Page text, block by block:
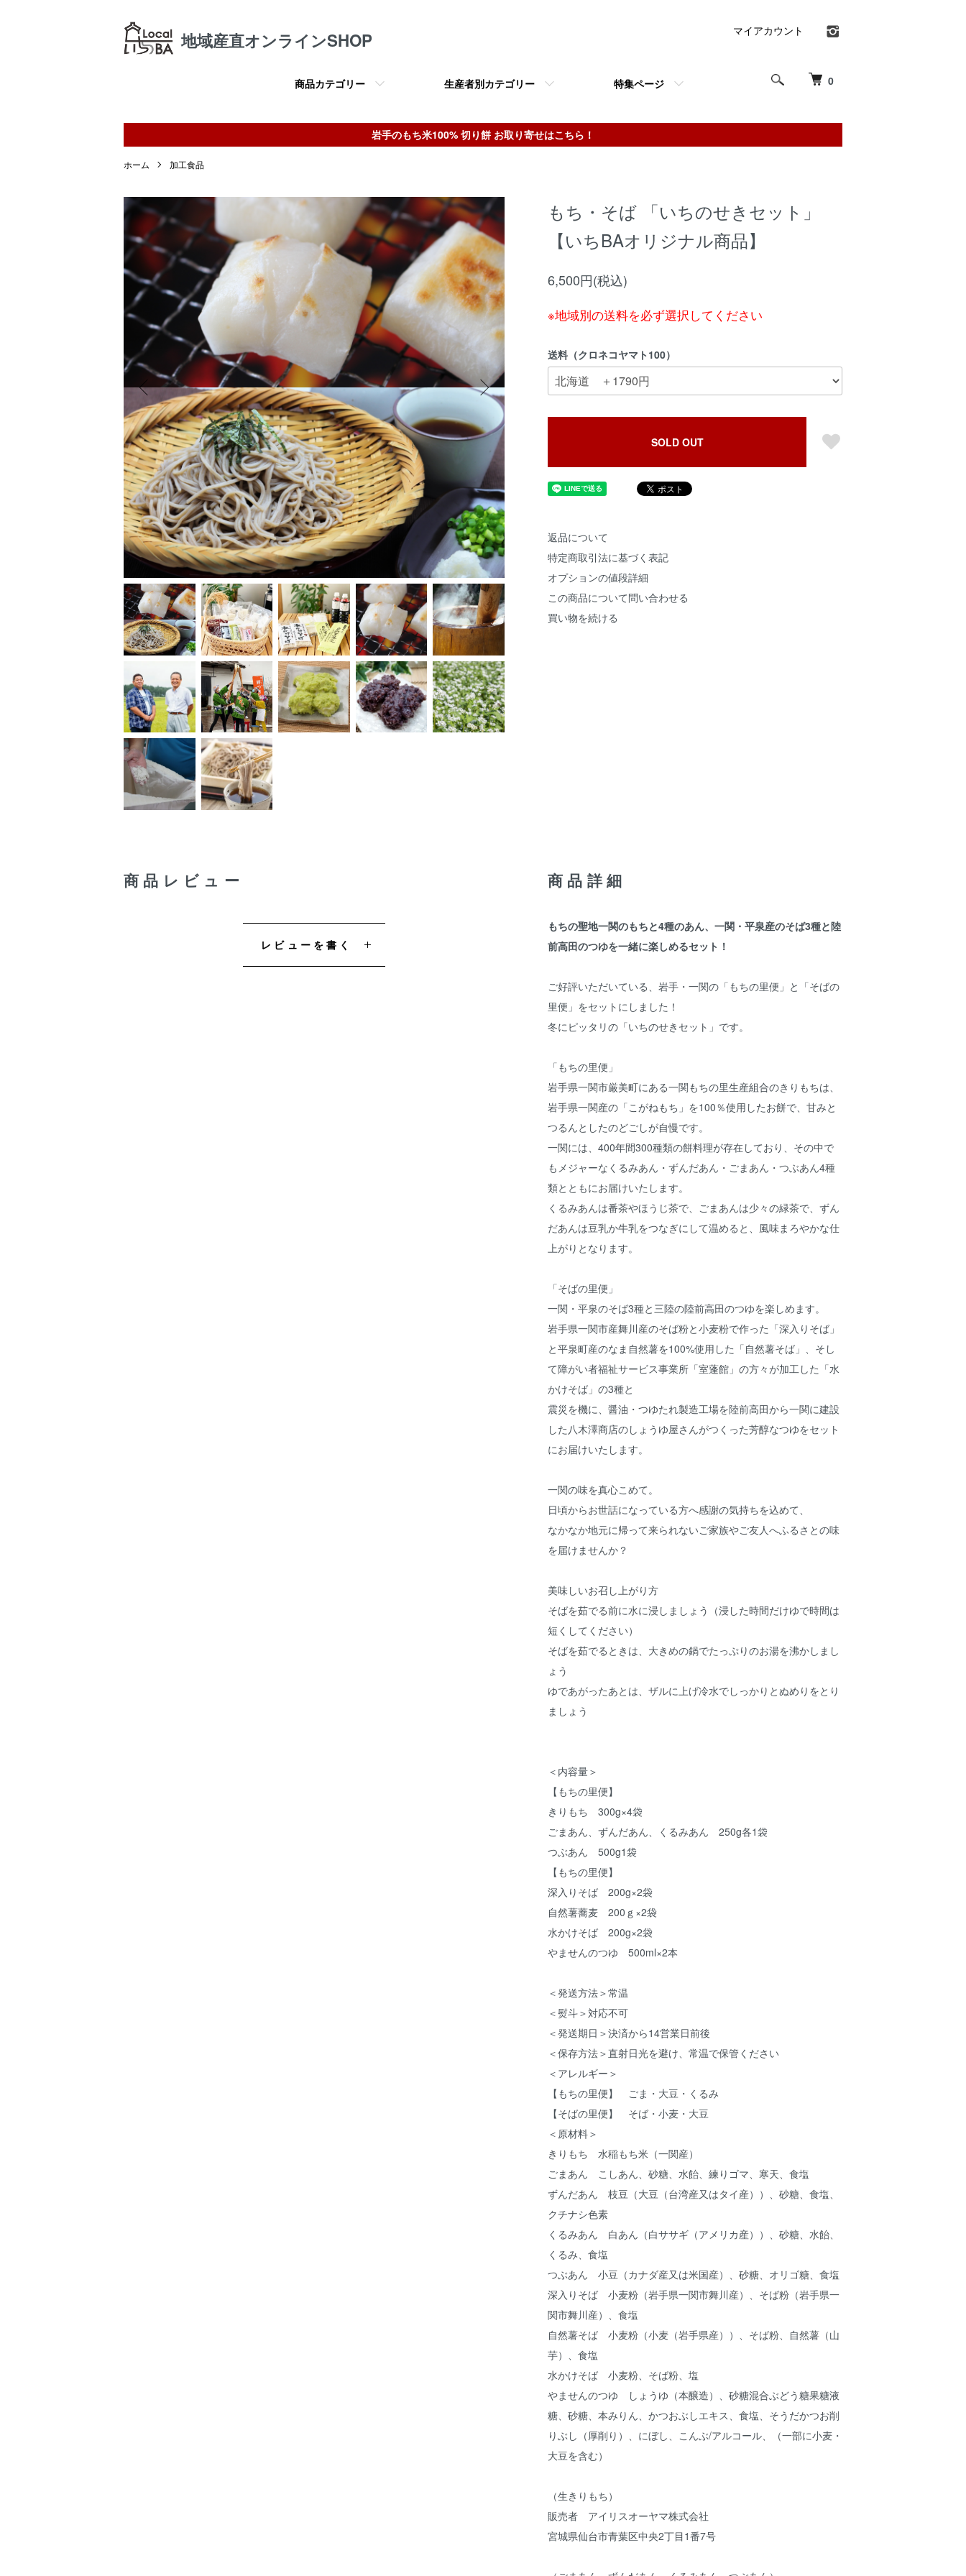
地域産直オンラインSHOP
0
商品カテゴリー 生産者別カテゴリー 特集ページ
マイアカウント
岩手のもち米100% 切り餅 お取り寄せはこちら！
ホーム 加工食品
もち・そば 「いちのせきセット」
【いちBAオリジナル商品】
6,500円(税込)
※地域別の送料を必ず選択してください
送料（クロネコヤマト100）
SOLD OUT
返品について
特定商取引法に基づく表記
オプションの値段詳細
この商品について問い合わせる
買い物を続ける
商品詳細
もちの聖地一関のもちと4種のあん、一関・平泉産のそば3種と陸
前高田のつゆを一緒に楽しめるセット！
ご好評いただいている、岩手・一関の「もちの里便」と「そばの
里便」をセットにしました！
冬にピッタリの「いちのせきセット」です。
「もちの里便」
岩手県一関市厳美町にある一関もちの里生産組合のきりもちは、
岩手県一関産の「こがねもち」を100％使用したお餅で、甘みと
つるんとしたのどごしが自慢です。
一関には、400年間300種類の餅料理が存在しており、その中で
もメジャーなくるみあん・ずんだあん・ごまあん・つぶあん4種
類とともにお届けいたします。
くるみあんは番茶やほうじ茶で、ごまあんは少々の緑茶で、ずん
だあんは豆乳か牛乳をつなぎにして温めると、風味まろやかな仕
上がりとなります。
「そばの里便」
一関・平泉のそば3種と三陸の陸前高田のつゆを楽しめます。
岩手県一関市産舞川産のそば粉と小麦粉で作った「深入りそば」
と平泉町産のなま自然薯を100%使用した「自然薯そば」、そし
て障がい者福祉サービス事業所「室蓬館」の方々が加工した「水
かけそば」の3種と
震災を機に、醤油・つゆたれ製造工場を陸前高田から一関に建設
した八木澤商店のしょうゆ屋さんがつくった芳醇なつゆをセット
にお届けいたします。
一関の味を真心こめて。
日頃からお世話になっている方へ感謝の気持ちを込めて、
なかなか地元に帰って来られないご家族やご友人へふるさとの味
を届けませんか？
美味しいお召し上がり方
そばを茹でる前に水に浸しましょう（浸した時間だけゆで時間は
短くしてください）
そばを茹でるときは、大きめの鍋でたっぷりのお湯を沸かしまし
ょう
ゆであがったあとは、ザルに上げ冷水でしっかりとぬめりをとり
ましょう
＜内容量＞
【もちの里便】
きりもち 300g×4袋
ごまあん、ずんだあん、くるみあん 250g各1袋
つぶあん 500g1袋
【もちの里便】
深入りそば 200g×2袋
自然薯蕎麦 200ｇ×2袋
水かけそば 200g×2袋
やませんのつゆ 500ml×2本
＜発送方法＞常温
＜熨斗＞対応不可
＜発送期日＞決済から14営業日前後
＜保存方法＞直射日光を避け、常温で保管ください
＜アレルギー＞
【もちの里便】 ごま・大豆・くるみ
【そばの里便】 そば・小麦・大豆
＜原材料＞
きりもち 水稲もち米（一関産）
ごまあん こしあん、砂糖、水飴、練りゴマ、寒天、食塩
ずんだあん 枝豆（大豆（台湾産又はタイ産））、砂糖、食塩、
クチナシ色素
くるみあん 白あん（白ササギ（アメリカ産））、砂糖、水飴、
くるみ、食塩
つぶあん 小豆（カナダ産又は米国産）、砂糖、オリゴ糖、食塩
深入りそば 小麦粉（岩手県一関市舞川産）、そば粉（岩手県一
関市舞川産）、食塩
自然薯そば 小麦粉（小麦（岩手県産））、そば粉、自然薯（山
芋）、食塩
水かけそば 小麦粉、そば粉、塩
やませんのつゆ しょうゆ（本醸造）、砂糖混合ぶどう糖果糖液
糖、砂糖、本みりん、かつおぶしエキス、食塩、そうだかつお削
りぶし（厚削り）、にぼし、こんぶ/アルコール、（一部に小麦・
大豆を含む）
（生きりもち）
販売者 アイリスオーヤマ株式会社
宮城県仙台市青葉区中央2丁目1番7号
商品レビュー
レビューを書く